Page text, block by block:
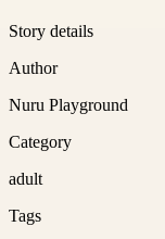
Story details
Author
Nuru Playground
Category
adult
Tags